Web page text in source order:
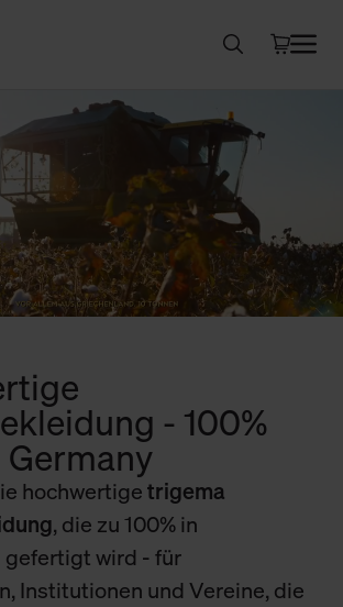
- 100%
hochwertigetrigema
, die zu 100% in
gefertigt wird - für
Institutionen und Vereine, die